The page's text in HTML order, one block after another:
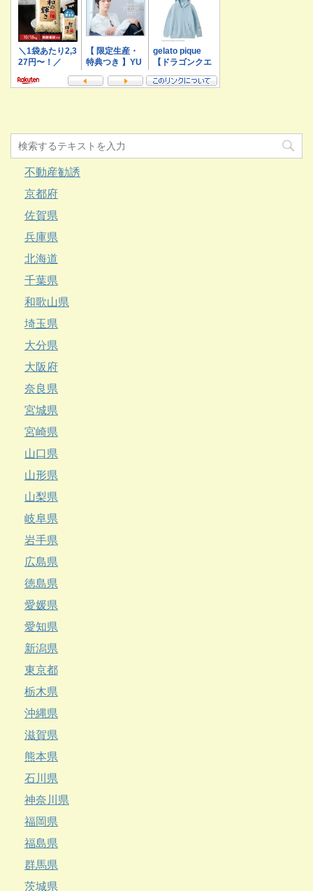
不動産勧誘
京都府
佐賀県
兵庫県
北海道
千葉県
和歌山県
埼玉県
大分県
大阪府
奈良県
宮城県
宮崎県
山口県
山形県
山梨県
岐阜県
岩手県
広島県
徳島県
愛媛県
愛知県
新潟県
東京都
栃木県
沖縄県
滋賀県
熊本県
石川県
神奈川県
福岡県
福島県
群馬県
茨城県